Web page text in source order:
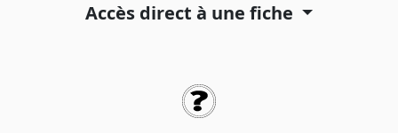
Accès direct à une fiche